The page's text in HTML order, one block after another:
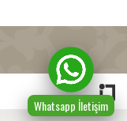
Whatsapp İletişim